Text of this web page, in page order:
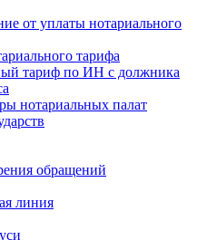
от уплаты нотариального
тарифа
тариф по ИН с должника
нотариальных палат
обращений
линия